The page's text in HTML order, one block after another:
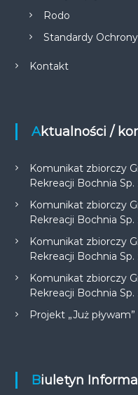
Rodo
Standardy
Kontakt
Aktualności /
Komunikat zbiorczy
Rekreacji Bochnia Sp.
Komunikat zbiorczy
Rekreacji Bochnia Sp.
Komunikat zbiorczy
Rekreacji Bochnia Sp.
Komunikat zbiorczy
Rekreacji Bochnia Sp.
Projekt „Już pływam”
Biuletyn